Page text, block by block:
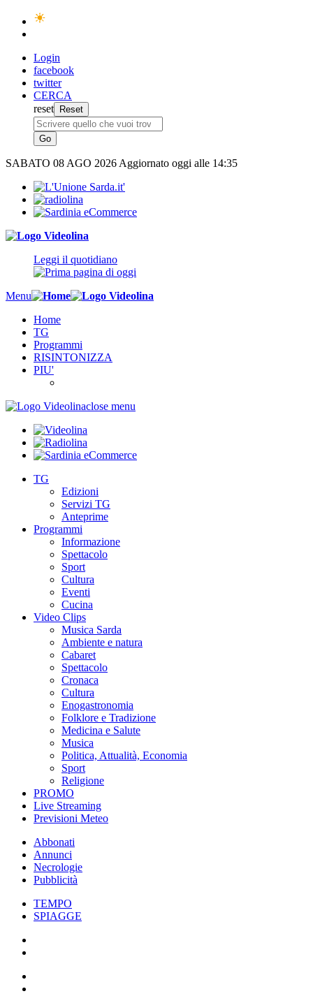
Login
facebook
twitter
CERCA
reset
SABATO 08 AGO 2026 Aggiornato oggi alle 14:35
Leggi il quotidiano
Menu
Home
TG
Programmi
RISINTONIZZA
PIU'
close menu
TG
Edizioni
Servizi TG
Anteprime
Programmi
Informazione
Spettacolo
Sport
Cultura
Eventi
Cucina
Video Clips
Musica Sarda
Ambiente e natura
Cabaret
Spettacolo
Cronaca
Cultura
Enogastronomia
Folklore e Tradizione
Medicina e Salute
Musica
Politica, Attualità, Economia
Sport
Religione
PROMO
Live Streaming
Previsioni Meteo
Abbonati
Annunci
Necrologie
Pubblicità
TEMPO
SPIAGGE